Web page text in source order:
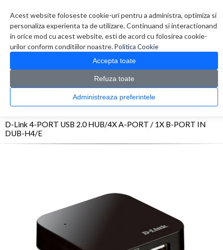
Acest website foloseste cookie-uri pentru a administra, optimiza si
personaliza experienta ta de utilizare. Continuand si interactionand
in orice mod cu acest website, esti de acord cu folosirea cookie-
urilor conform conditiilor noastre.Politica Cookie
Accepta toate
Refuza toate
Administreaza preferintele
0 produs(e)
CATALOG PRODUSE
> Hub-uri USB >
D-Link 4-PORT USB 2.0 HUB/4X A-PORT /
D-Link 4-PORT USB 2.0 HUB/4X A-PORT / 1X B-PORT IN
DUB-H4/E